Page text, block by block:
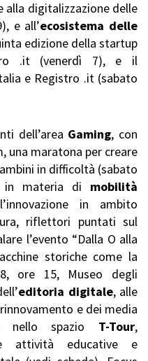
digitalizzazione delle
e all’ecosistema delle
edizione della startup
.it (venerdì 7), e il
e Registro .it (sabato
dell’area Gaming, con
una maratona per creare
in difficoltà (sabato
in materia di mobilità
in ambito
riflettori puntati sul
l’evento “Dalla O alla
storiche come la
ore 15, Museo degli
editoria digitale, alle
e dei media
nello spazio T-Tour,
attività educative e